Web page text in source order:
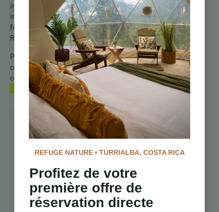
impressionnant qui
incarne la vitalité des
forêts tropicales du Costa
Rica. Restez informé !
Pour plus d’informations,
consultez notre guide
complet sur lesoiseaux du
Costa Rica.
Continuez
à explorer
Sentiers de
randonnée au
Costa Rica
Meilleurs
REFUGE NATURE • TURRIALBA, COSTA RICA
Profitez de votre
première offre de
réservation directe